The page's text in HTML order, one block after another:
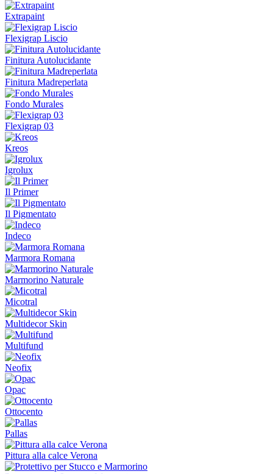
Extrapaint
Flexigrap Liscio
Finitura Autolucidante
Finitura Madreperlata
Fondo Murales
Flexigrap 03
Kreos
Igrolux
Il Primer
Il Pigmentato
Indeco
Marmora Romana
Marmorino Naturale
Micotral
Multidecor Skin
Multifund
Neofix
Opac
Ottocento
Pallas
Pittura alla calce Verona